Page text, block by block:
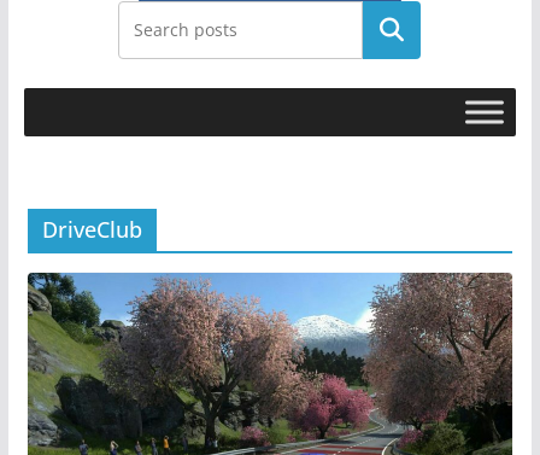
История о том, как «Пухососы»
улетели к чужому дяде
Поиск
DriveClub